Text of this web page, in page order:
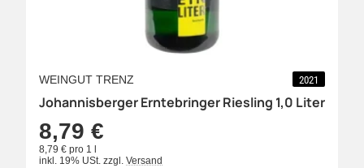
WEINGUT TRENZ 2021
Johannisberger Erntebringer Riesling 1,0 Liter
8,79 €
8,79 € pro 1 l
inkl. 19% USt. zzgl. Versand